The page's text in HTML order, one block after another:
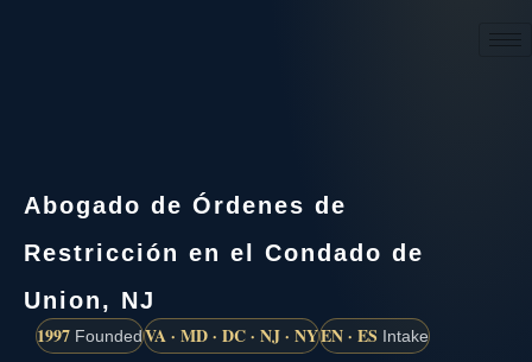
Abogado de Órdenes de
Restricción en el Condado de
Union, NJ
1997 FoundedVA · MD · DC · NJ · NYEN · ES Intake